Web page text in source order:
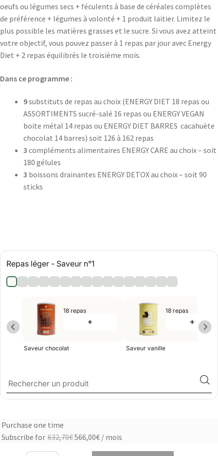
oeufs ou légumes secs + féculents à base de céréales complètes
de préférence + légumes à volonté + 1 produit laitier. Limitez le
plus possible les matières grasses et le sucre. Si vous avez atteint
votre objectif, vous pouvez passer à 1 repas par jour avec Energy
Diet + 2 repas équilibrés le troisième mois.
Dans ce programme :
9substituts de repas au choix (ENERGY DIET 18 repas ou
ASSORTIMENTS sucré-salé 16 repas ou ENERGY VEGAN
boite métal 14 repas ou ENERGY DIET BARRES cacahuète
chocolat 14 barres) soit 126 à 162 repas
3 compléments alimentaires ENERGY CARE au choix – soit
180 gélules
3 boissons drainantes ENERGY DETOX au choix – soit 90
sticks
Repas léger - Saveur n°1
18 repas
+
Saveur chocolat
18 repas
+
Saveur vanille
Choose
purchase
Purchase one time
Subscribe for 632,70€Le
566,00€Le
prix
/ mois